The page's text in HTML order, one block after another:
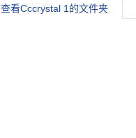
查看Cccrystal 1的文件夹